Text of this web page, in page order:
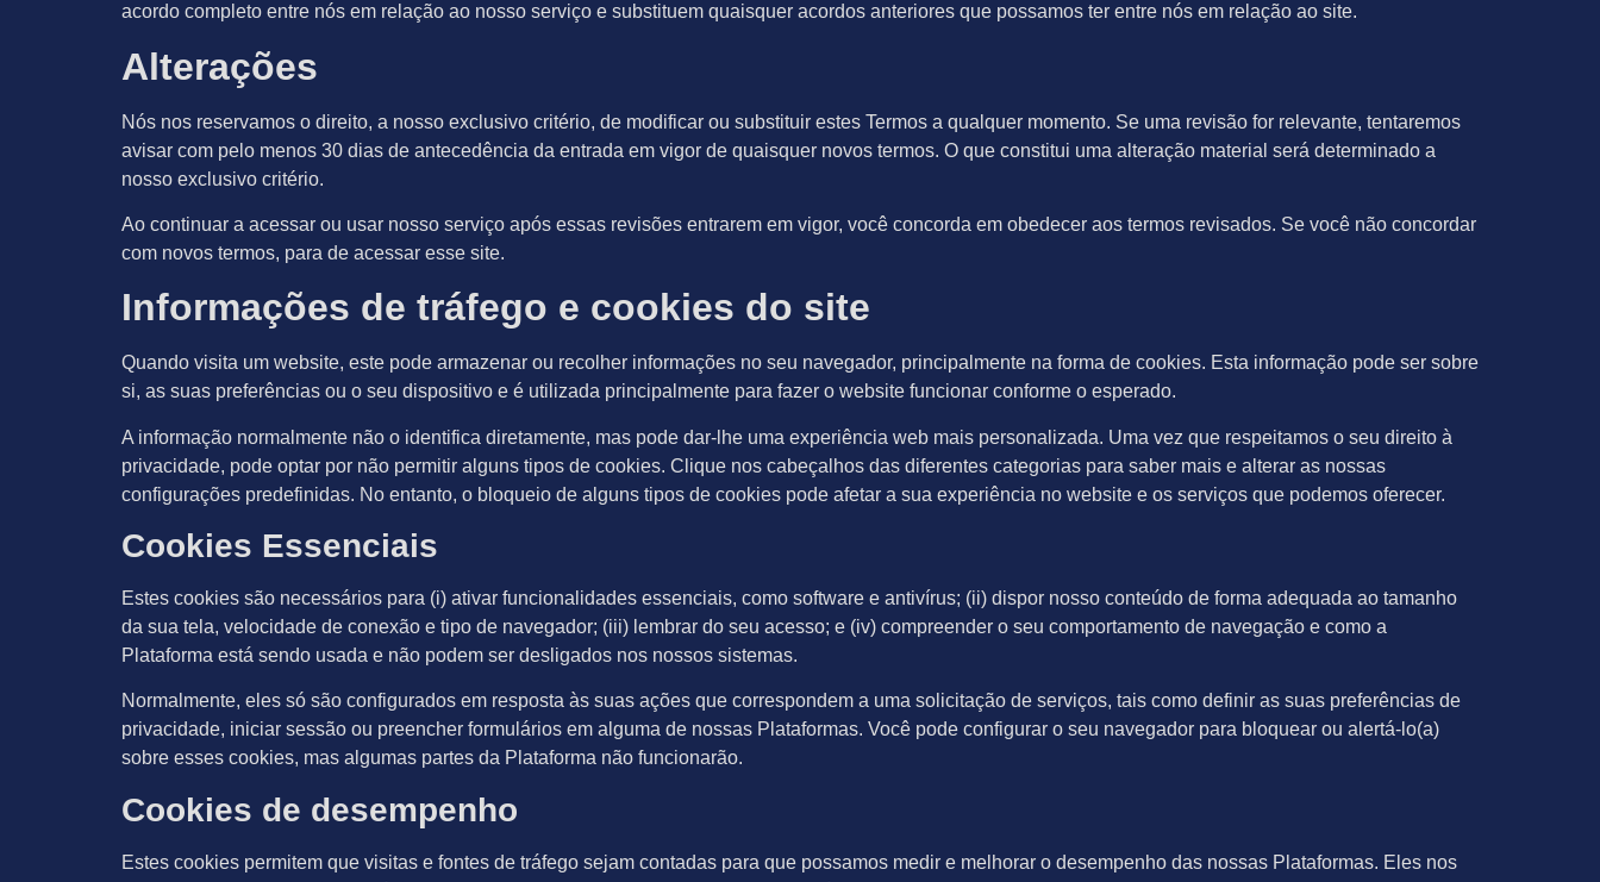
acordo completo entre nós em relação ao nosso serviço e substituem quaisquer acordos anteriores que possamos ter entre nós em relação ao site.
Alterações
Nós nos reservamos o direito, a nosso exclusivo critério, de modificar ou substituir estes Termos a qualquer momento. Se uma revisão for relevante, tentaremos
avisar com pelo menos 30 dias de antecedência da entrada em vigor de quaisquer novos termos. O que constitui uma alteração material será determinado a
nosso exclusivo critério.
Ao continuar a acessar ou usar nosso serviço após essas revisões entrarem em vigor, você concorda em obedecer aos termos revisados. Se você não concordar
com novos termos, para de acessar esse site.
Informações de tráfego e cookies do site
Quando visita um website, este pode armazenar ou recolher informações no seu navegador, principalmente na forma de cookies. Esta informação pode ser sobre
si, as suas preferências ou o seu dispositivo e é utilizada principalmente para fazer o website funcionar conforme o esperado.
A informação normalmente não o identifica diretamente, mas pode dar-lhe uma experiência web mais personalizada. Uma vez que respeitamos o seu direito à
privacidade, pode optar por não permitir alguns tipos de cookies. Clique nos cabeçalhos das diferentes categorias para saber mais e alterar as nossas
configurações predefinidas. No entanto, o bloqueio de alguns tipos de cookies pode afetar a sua experiência no website e os serviços que podemos oferecer.
Cookies Essenciais
Estes cookies são necessários para (i) ativar funcionalidades essenciais, como software e antivírus; (ii) dispor nosso conteúdo de forma adequada ao tamanho
da sua tela, velocidade de conexão e tipo de navegador; (iii) lembrar do seu acesso; e (iv) compreender o seu comportamento de navegação e como a
Plataforma está sendo usada e não podem ser desligados nos nossos sistemas.
Normalmente, eles só são configurados em resposta às suas ações que correspondem a uma solicitação de serviços, tais como definir as suas preferências de
privacidade, iniciar sessão ou preencher formulários em alguma de nossas Plataformas. Você pode configurar o seu navegador para bloquear ou alertá-lo(a)
sobre esses cookies, mas algumas partes da Plataforma não funcionarão.
Cookies de desempenho
Estes cookies permitem que visitas e fontes de tráfego sejam contadas para que possamos medir e melhorar o desempenho das nossas Plataformas. Eles nos